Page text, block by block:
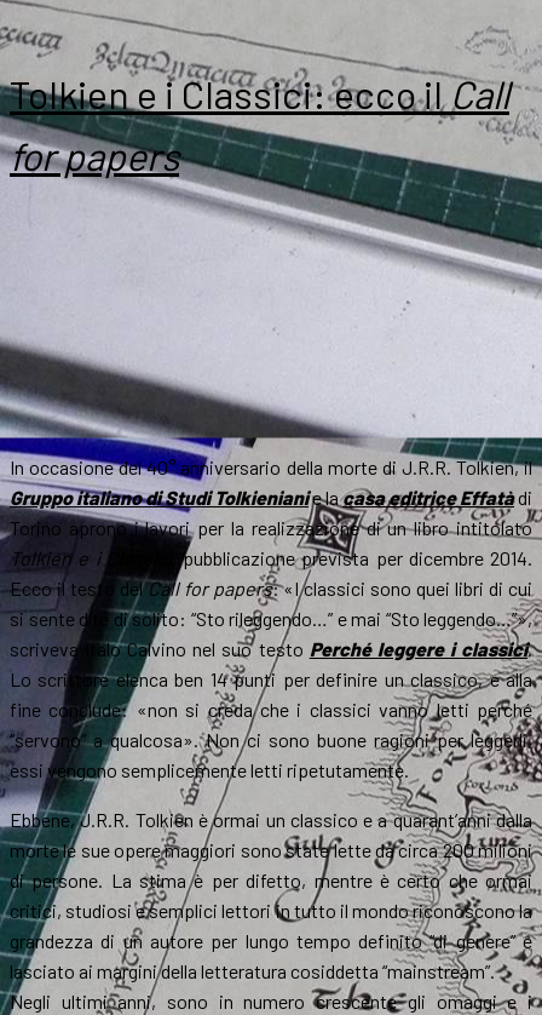
Tolkien e i Classici: ecco ilCall
for papers
In occasione del 40° anniversario della morte di J.R.R. Tolkien, il
Gruppo italiano di Studi Tolkienianie lacasa editrice Effatàdi
Torino aprono i lavori per la realizzazione di un libro intitolato
Tolkien e i Classici
, pubblicazione prevista per dicembre 2014.
Ecco il testo delCall for papers: «I classici sono quei libri di cui
si sente dire di solito: “Sto rileggendo…” e mai “Sto leggendo…”»,
scriveva Italo Calvino nel suo testo Perché leggere i classici.
Lo scrittore elenca ben 14 punti per definire un classico, e alla
fine conclude: «non si creda che i classici vanno letti perché
“servono” a qualcosa». Non ci sono buone ragioni per leggerli,
essi vengono semplicemente letti ripetutamente.
Ebbene, J.R.R. Tolkien è ormai un classico e a quarant’anni dalla
morte le sue opere maggiori sono state lette da circa 200 milioni
di persone. La stima è per difetto, mentre è certo che ormai
critici, studiosi e semplici lettori in tutto il mondo riconoscono la
grandezza di un autore per lungo tempo definito “di genere” e
lasciato ai margini della letteratura cosiddetta “mainstream”.
Negli ultimi anni, sono in numero crescente gli omaggi e i